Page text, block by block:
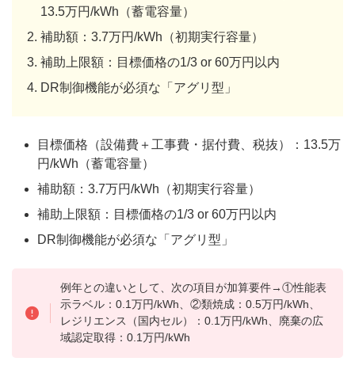
13.5万円/kWh（蓄電容量）
補助額：3.7万円/kWh（初期実行容量）
補助上限額：目標価格の1/3 or 60万円以内
DR制御機能が必須な「アグリ型」
目標価格（設備費＋工事費・据付費、税抜）：13.5万
円/kWh（蓄電容量）
補助額：3.7万円/kWh（初期実行容量）
補助上限額：目標価格の1/3 or 60万円以内
DR制御機能が必須な「アグリ型」
例年との違いとして、次の項目が加算要件→①性能表
示ラベル：0.1万円/kWh、②類焼成：0.5万円/kWh、
レジリエンス（国内セル）：0.1万円/kWh、廃棄の広
域認定取得：0.1万円/kWh